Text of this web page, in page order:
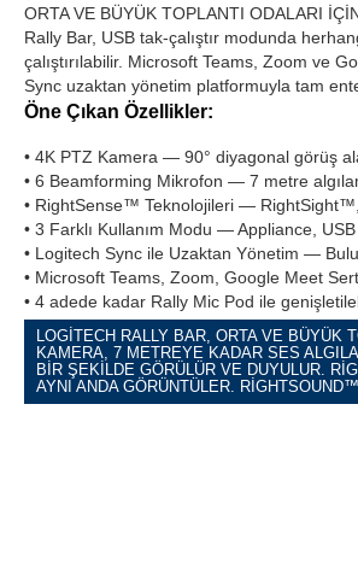
ORTA VE BÜYÜK TOPLANTI ODALARI
Rally Bar, USB tak-çalıştır modunda
çalıştırılabilir. Microsoft Teams, Zoom ve
Sync uzaktan yönetim platformuyla tam
Öne Çıkan Özellikler:
• 4K PTZ Kamera — 90° diyagonal görüş
• 6 Beamforming Mikrofon — 7 metre
• RightSense™ Teknolojileri —
• 3 Farklı Kullanım Modu — Appliance,
• Logitech Sync ile Uzaktan Yönetim —
• Microsoft Teams, Zoom, Google Meet
• 4 adede kadar Rally Mic Pod ile
LOGITECH RALLY BAR, ORTA VE BÜYÜK
KAMERA, 7 METREYE KADAR SES
BIR ŞEKILDE GÖRÜLÜR VE DUYULUR.
AYNI ANDA GÖRÜNTÜLER.